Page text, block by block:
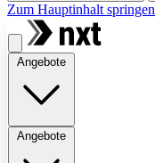
Zum Hauptinhalt springen
Angebote
Angebote